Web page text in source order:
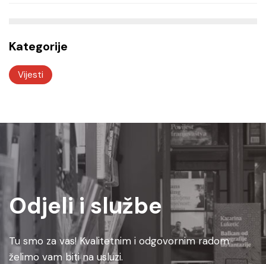
Kategorije
Vijesti
Odjeli i službe
Tu smo za vas! Kvalitetnim i odgovornim radom
želimo vam biti na usluzi.